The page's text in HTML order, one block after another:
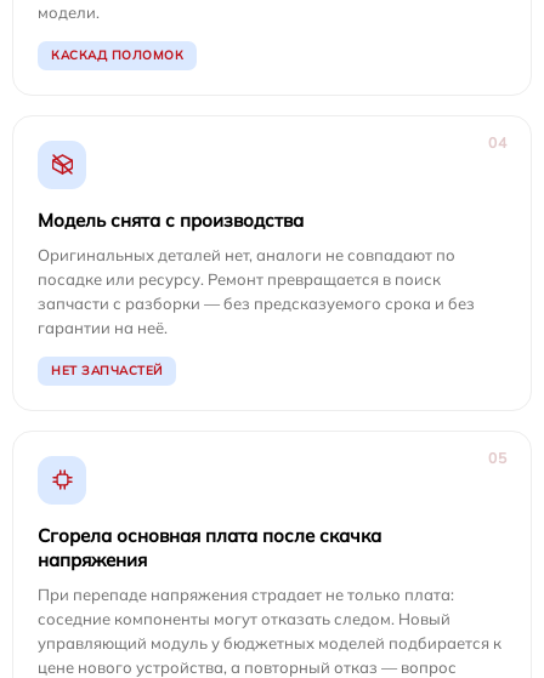
модели.
КАСКАД ПОЛОМОК
04
Модель снята с производства
Оригинальных деталей нет, аналоги не совпадают по
посадке или ресурсу. Ремонт превращается в поиск
запчасти с разборки — без предсказуемого срока и без
гарантии на неё.
НЕТ ЗАПЧАСТЕЙ
05
Сгорела основная плата после скачка
напряжения
При перепаде напряжения страдает не только плата:
соседние компоненты могут отказать следом. Новый
управляющий модуль у бюджетных моделей подбирается к
цене нового устройства, а повторный отказ — вопрос